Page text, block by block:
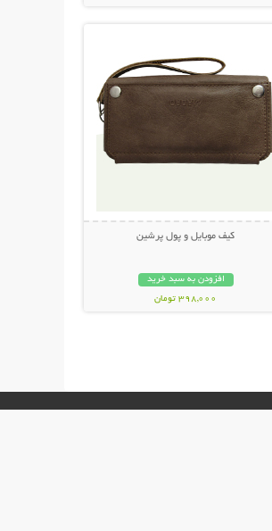
کیف موبایل و پول پرشین
افزودن به سبد خرید
398,000 تومان